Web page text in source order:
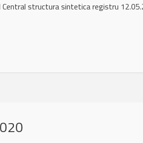
structura sintetica registru